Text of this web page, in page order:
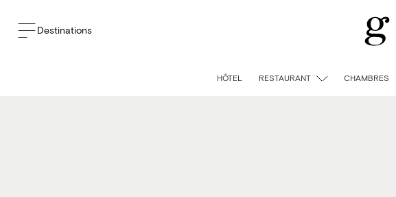
Destinations
HÔTEL RESTAURANT CHAMBRES